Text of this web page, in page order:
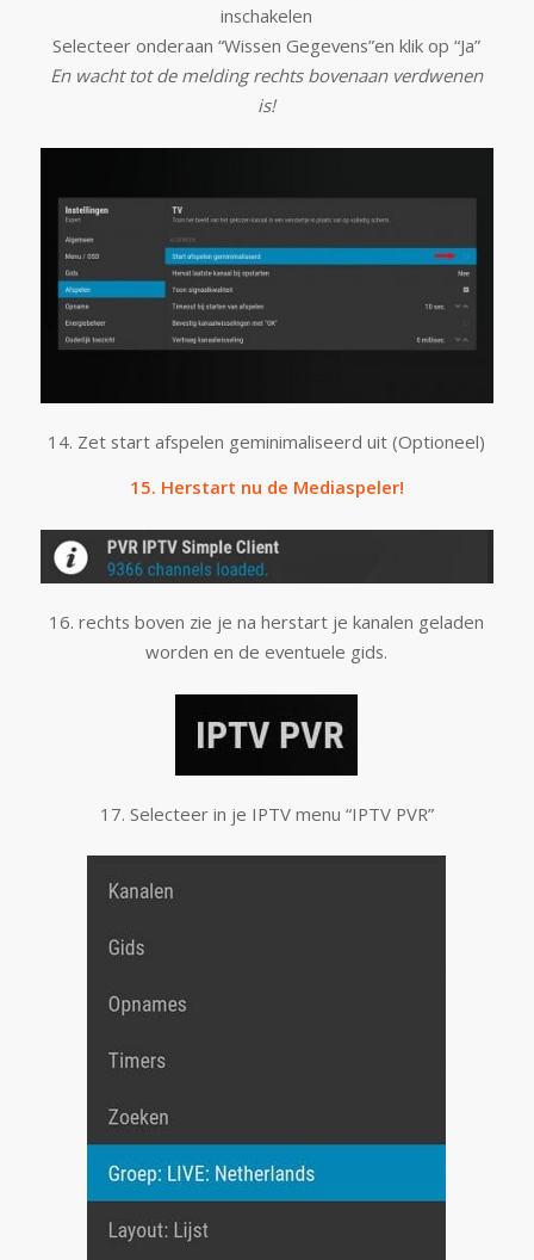
inschakelen
Selecteer onderaan “Wissen Gegevens”en klik op “Ja”
En wacht tot de melding rechts bovenaan verdwenen
is!
14. Zet start afspelen geminimaliseerd uit (Optioneel)
15. Herstart nu de Mediaspeler!
16. rechts boven zie je na herstart je kanalen geladen
worden en de eventuele gids.
17. Selecteer in je IPTV menu “IPTV PVR”